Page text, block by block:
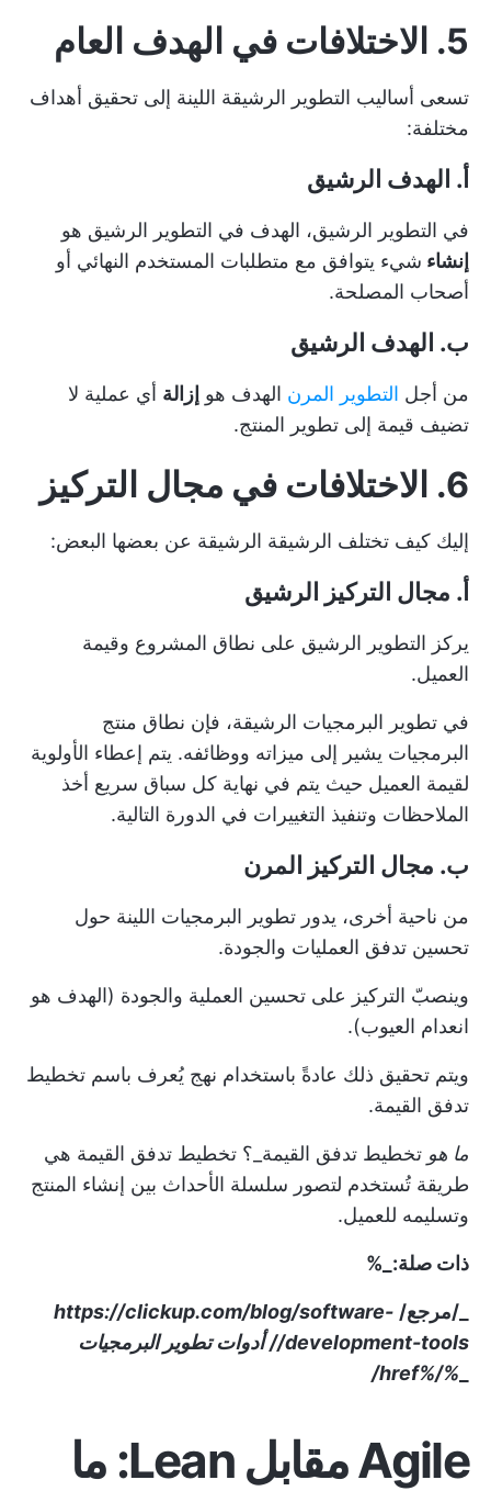
5. الاختلافات في الهدف العام
تسعى أساليب التطوير الرشيقة اللينة إلى تحقيق أهداف
مختلفة:
أ. الهدف الرشيق
في التطوير الرشيق، الهدف في التطوير الرشيق هو
إنشاء شيء يتوافق مع متطلبات المستخدم النهائي أو
أصحاب المصلحة.
ب. الهدف الرشيق
من أجل التطوير المرن الهدف هو إزالة أي عملية لا
تضيف قيمة إلى تطوير المنتج.
6. الاختلافات في مجال التركيز
إليك كيف تختلف الرشيقة الرشيقة عن بعضها البعض:
أ. مجال التركيز الرشيق
يركز التطوير الرشيق على نطاق المشروع وقيمة
العميل.
في تطوير البرمجيات الرشيقة، فإن نطاق منتج
البرمجيات يشير إلى ميزاته ووظائفه. يتم إعطاء الأولوية
لقيمة العميل حيث يتم في نهاية كل سباق سريع أخذ
الملاحظات وتنفيذ التغييرات في الدورة التالية.
ب. مجال التركيز المرن
من ناحية أخرى، يدور تطوير البرمجيات اللينة حول
تحسين تدفق العمليات والجودة.
وينصبّ التركيز على تحسين العملية والجودة (الهدف هو
انعدام العيوب).
ويتم تحقيق ذلك عادةً باستخدام نهج يُعرف باسم تخطيط
تدفق القيمة.
ما هو تخطيط تدفق القيمة_؟ تخطيط تدفق القيمة هي
طريقة تُستخدم لتصور سلسلة الأحداث بين إنشاء المنتج
وتسليمه للعميل.
ذات صلة:_%
_/مرجع/ https://clickup.com/blog/software-
development-tools//
أدوات تطوير البرمجيات
%/%href/
Agile مقابل Lean: ما